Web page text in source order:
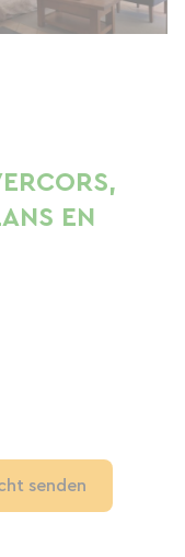
EN
senden